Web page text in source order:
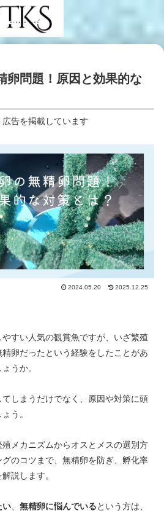
卵問題！原因と効果的な
告を掲載しています
2024.05.20 2025.12.25
すい人気の観賞魚ですが、いざ繁殖
卵だったという経験をしたことがあ
うか。
しまうだけでなく、原因や対策に頭
う。
メカニズムからオスとメスの選別方
のコツまで、無精卵を防ぎ、孵化率
説します。
い 無精卵に悩んでいるという方は、